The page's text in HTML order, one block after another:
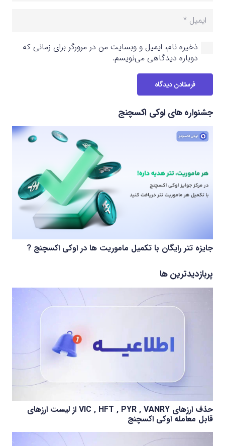
ذخیره نام، ایمیل و وبسایت من در مرورگر برای زمانی که
دوباره دیدگاهی می‌نویسم.
فرستادن دیدگاه
جشنواره های اوکی اکسچنج
جایزه تتر رایگان با تکمیل ماموریت ها در اوکی اکسچنج ?
پربازدیدترین ها
حذف ارزهای VIC , HFT , PYR , VANRY از لیست ارزهای
قابل معامله اوکی اکسچنج